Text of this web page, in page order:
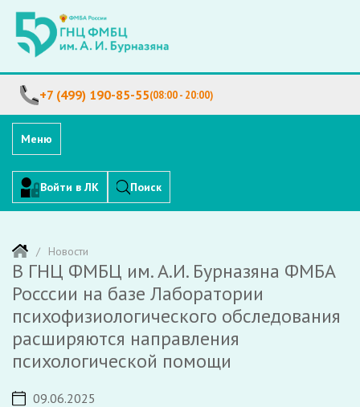
+7 (499) 190-85-55(08:00 - 20:00)
Меню
Войти в ЛК Поиск
Новости
В ГНЦ ФМБЦ им. А.И. Бурназяна ФМБА
Росссии на базе Лаборатории
психофизиологического обследования
расширяются направления
психологической помощи
09.06.2025